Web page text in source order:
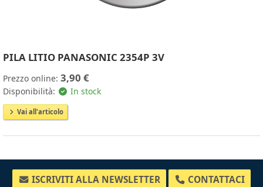
PILA LITIO PANASONIC 2354P 3V
Prezzo online: 3,90 €
Disponibilità: In stock
Vai all'articolo
ISCRIVITI ALLA NEWSLETTER CONTATTACI